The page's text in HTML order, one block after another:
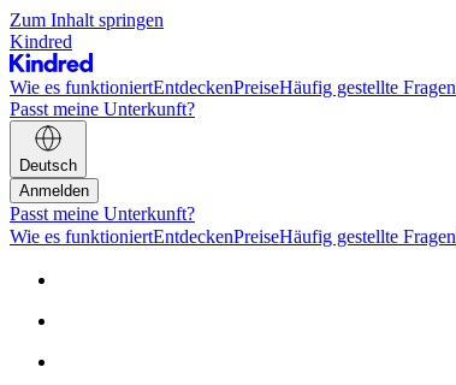
Zum Inhalt springen
Kindred
Wie es funktioniertEntdeckenPreiseHäufig gestellte Fragen
Passt meine Unterkunft?
Deutsch
Anmelden
Passt meine Unterkunft?
Wie es funktioniertEntdeckenPreiseHäufig gestellte Fragen